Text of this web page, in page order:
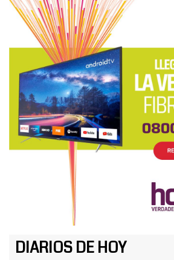
DIARIOS DE HOY